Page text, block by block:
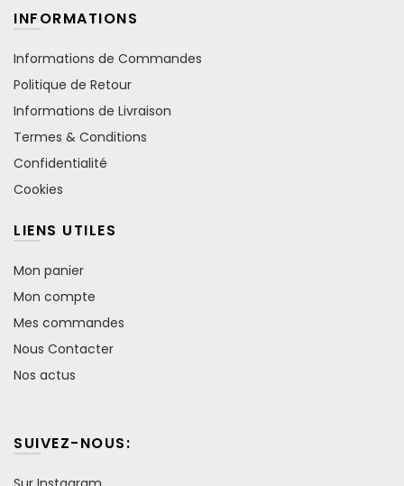
INFORMATIONS
Informations de Commandes
Politique de Retour
Informations de Livraison
Termes & Conditions
Confidentialité
Cookies
LIENS UTILES
Mon panier
Mon compte
Mes commandes
Nous Contacter
Nos actus
SUIVEZ-NOUS: